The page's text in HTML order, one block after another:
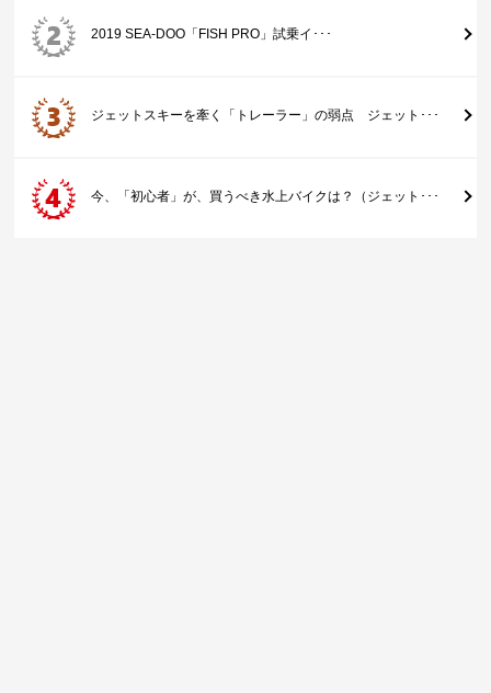
2019 SEA-DOO「FISH PRO」試乗イ･･･
ジェットスキーを牽く「トレーラー」の弱点 ジェット･･･
今、「初心者」が、買うべき水上バイクは？（ジェット･･･